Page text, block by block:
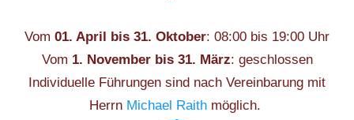
Vom 01. April bis 31. Oktober: 08:00 bis 19:00 Uhr
Vom 1. November bis 31. März: geschlossen
Individuelle Führungen sind nach Vereinbarung mit
Herrn Michael Raith möglich.